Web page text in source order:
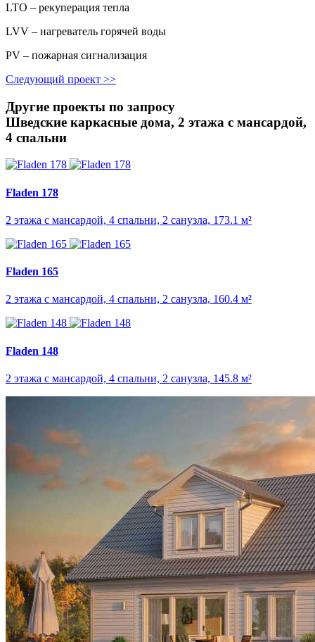
LTO – рекуперация тепла
LVV – нагреватель горячей воды
PV – пожарная сигнализация
Следующий проект >>
Другие проекты по запросу
Шведские каркасные дома, 2 этажа с мансардой,
4 спальни
Fladen 178
2 этажа с мансардой, 4 спальни, 2 санузла, 173.1 м²
Fladen 165
2 этажа с мансардой, 4 спальни, 2 санузла, 160.4 м²
Fladen 148
2 этажа с мансардой, 4 спальни, 2 санузла, 145.8 м²